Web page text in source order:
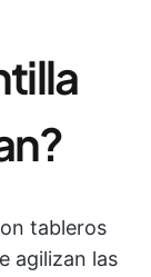
tableros
agilizan las